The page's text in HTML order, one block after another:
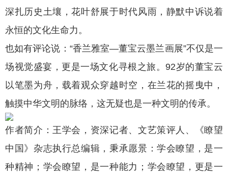
深扎历史土壤，花叶舒展于时代风雨，静默中诉说着
永恒的文化生命力。
也如有评论说：“香兰雅室—董宝云墨兰画展”不仅是一
场视觉盛宴，更是一场文化寻根之旅。92岁的董宝云
以笔墨为舟，载着观众穿越时空，在兰花的摇曳中，
触摸中华文明的脉络，这无疑也是一种文明的传承。
作者简介：王学会，资深记者、文艺策评人、《瞭望
中国》杂志执行总编辑，秉承愿景：学会瞭望，是一
种精神；学会瞭望，是一种能力；学会瞭望，更是一